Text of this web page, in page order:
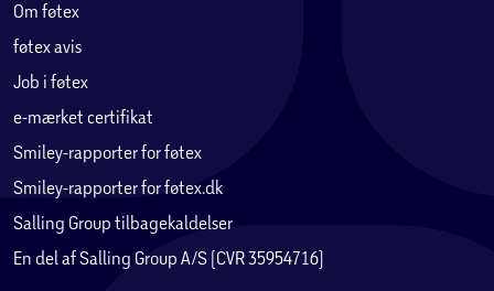
Om føtex
føtex avis
Job i føtex
e-mærket certifikat
Smiley-rapporter for føtex
Smiley-rapporter for føtex.dk
Salling Group tilbagekaldelser
En del af Salling Group A/S (CVR 35954716)